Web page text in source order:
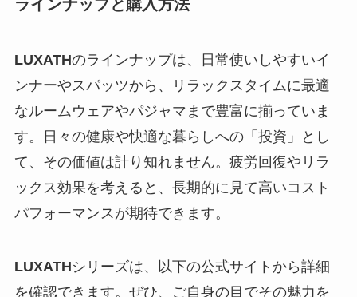
ラインナップと購入方法
LUXATHのラインナップは、日常使いしやすいイ
ンナーやスパッツから、リラックスタイムに最適
なルームウェアやパジャマまで豊富に揃っていま
す。日々の健康や快適な暮らしへの「投資」とし
て、その価値は計り知れません。疲労回復やリラ
ックス効果を考えると、長期的に見て高いコスト
パフォーマンスが期待できます。
LUXATHシリーズは、以下の公式サイトから詳細
を確認できます。ぜひ、ご自身の目でその魅力を